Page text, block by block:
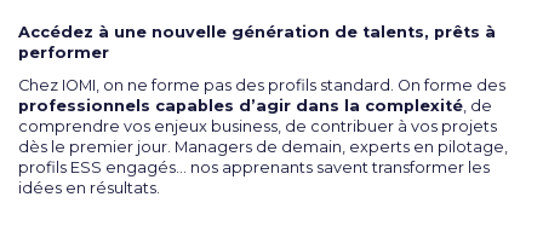
Accédez à une nouvelle génération de talents, prêts à
performer
Chez IOMI, on ne forme pas des profils standard. On forme des
professionnels capables d’agir dans la complexité, de
comprendre vos enjeux business, de contribuer à vos projets
dès le premier jour. Managers de demain, experts en pilotage,
profils ESS engagés… nos apprenants savent transformer les
idées en résultats.